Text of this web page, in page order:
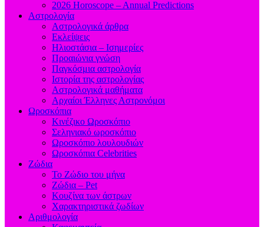
2026 Horoscope – Annual Predictions
Αστρολογία
Αστρολογικά άρθρα
Εκλείψεις
Ηλιοστάσια – Ισημερίες
Προαιώνια γνώση
Παγκόσμια αστρολογία
Ιστορία της αστρολογίας
Aστρολογικά μαθήματα
Aρχαίοι Έλληνες Αστρονόμοι
Ωροσκόπια
Κινέζικο Ωροσκόπιο
Σεληνιακό ωροσκόπιο
Ωροσκόπιο λουλουδιών
Ωροσκόπια Celebrities
Ζώδια
Το Ζώδιο του μήνα
Ζώδια – Pet
Κουζίνα των άστρων
Χαρακτηριστικά ζωδίων
Αριθμολογία